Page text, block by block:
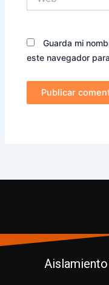
Guarda mi
este navegador